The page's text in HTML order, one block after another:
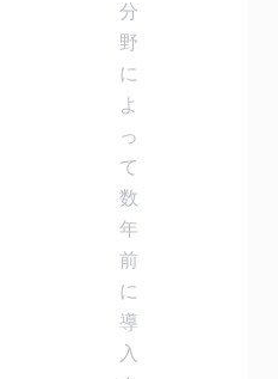
分
野
に
よ
っ
て
数
年
前
に
導
入